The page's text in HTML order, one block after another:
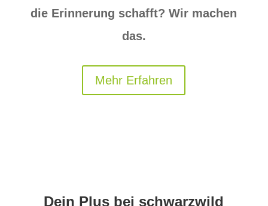
die Erinnerung schafft? Wir machen
das.
Mehr Erfahren
Dein Plus bei schwarzwild